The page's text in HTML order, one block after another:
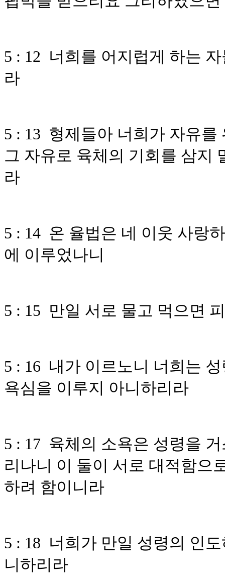
5 : 12 너희를 어지럽게 하는
라
5 : 13 형제들아 너희가 자유
그 자유로 육체의 기회를 삼지
라
5 : 14 온 율법은 네 이웃 사랑
에 이루었나니
5 : 15 만일 서로 물고 먹으면
5 : 16 내가 이르노니 너희는
욕심을 이루지 아니하리라
5 : 17 육체의 소욕은 성령을
리나니 이 둘이 서로 대적함으
하려 함이니라
5 : 18 너희가 만일 성령의 인
니하리라